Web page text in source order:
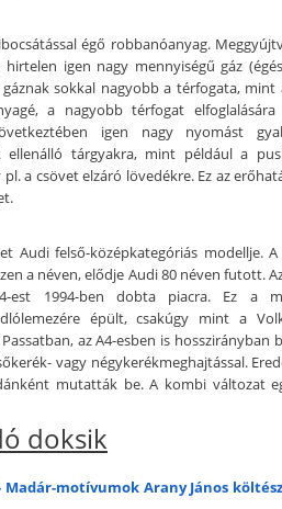
égő robbanóanyag.
igen nagy mennyiségű gáz
sokkal nagyobb a térfogata, mint
a nagyobb térfogat
igen nagy nyomást
ellenálló tárgyakra, mint például a
a csövet elzáró lövedékre. Ez az
Audi felső-középkategóriás modellje.
a néven, elődje Audi 80 néven futott.
est 1994-ben dobta piacra. Ez a
épült, csakúgy mint a
az A4-esben is hosszirányban
vagy négykerékmeghajtással.
mutatták be. A kombi változat
doksik
Madár-motívumok Arany János